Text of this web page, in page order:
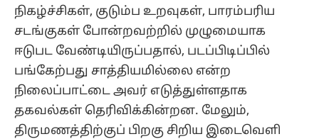
நிகழ்ச்சிகள், குடும்ப உறவுகள், பாரம்பரிய
சடங்குகள் போன்றவற்றில் முழுமையாக
ஈடுபட வேண்டியிருப்பதால், படப்பிடிப்பில்
பங்கேற்பது சாத்தியமில்லை என்ற
நிலைப்பாட்டை அவர் எடுத்துள்ளதாக
தகவல்கள் தெரிவிக்கின்றன. மேலும்,
திருமணத்திற்குப் பிறகு சிறிய இடைவெளி